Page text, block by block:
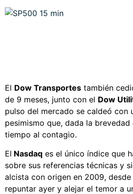
El Dow Transportes también
de 9 meses, junto con el Dow
pulso del mercado se caldeó con
pesimismo que, dada la
tiempo al contagio.
El Nasdaq es el único índice que
sobre sus referencias técnicas y
alcista con origen en 2009,
repuntar ayer y alejar el temor a